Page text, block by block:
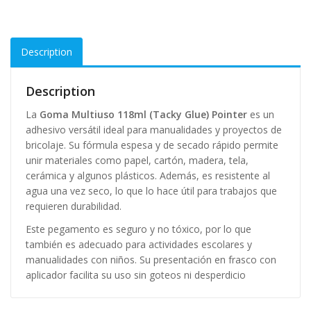
Description
Description
La Goma Multiuso 118ml (Tacky Glue) Pointer es un
adhesivo versátil ideal para manualidades y proyectos de
bricolaje. Su fórmula espesa y de secado rápido permite
unir materiales como papel, cartón, madera, tela,
cerámica y algunos plásticos. Además, es resistente al
agua una vez seco, lo que lo hace útil para trabajos que
requieren durabilidad.
Este pegamento es seguro y no tóxico, por lo que
también es adecuado para actividades escolares y
manualidades con niños. Su presentación en frasco con
aplicador facilita su uso sin goteos ni desperdicio